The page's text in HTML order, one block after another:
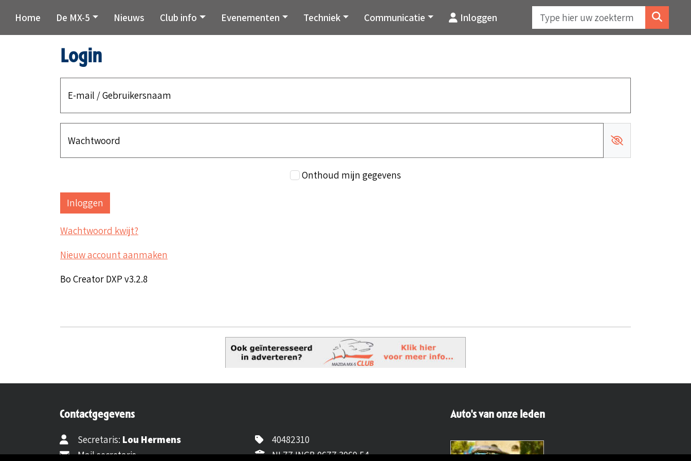
Home De MX-5 Nieuws Club info Evenementen Techniek Communicatie Inloggen
Login
E-mail / Gebruikersnaam
Wachtwoord
Onthoud mijn gegevens
Wachtwoord kwijt?
Nieuw account aanmaken
Bo Creator DXP v3.2.8
Contactgegevens
Secretaris: Lou Hermens
Mail secretaris
40482310
NL77 INGB 0677 3069 54
Auto's van onze leden